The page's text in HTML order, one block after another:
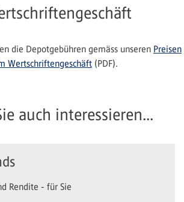
die Depotgebühren gemäss unseren Preisen
Wertschriftengeschäft (PDF).
auch interessieren...
Rendite - für Sie